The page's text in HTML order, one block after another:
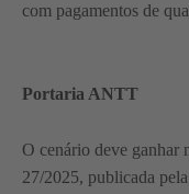
com pagamentos de
Portaria ANTT
O cenário deve ganhar
27/2025, publicada